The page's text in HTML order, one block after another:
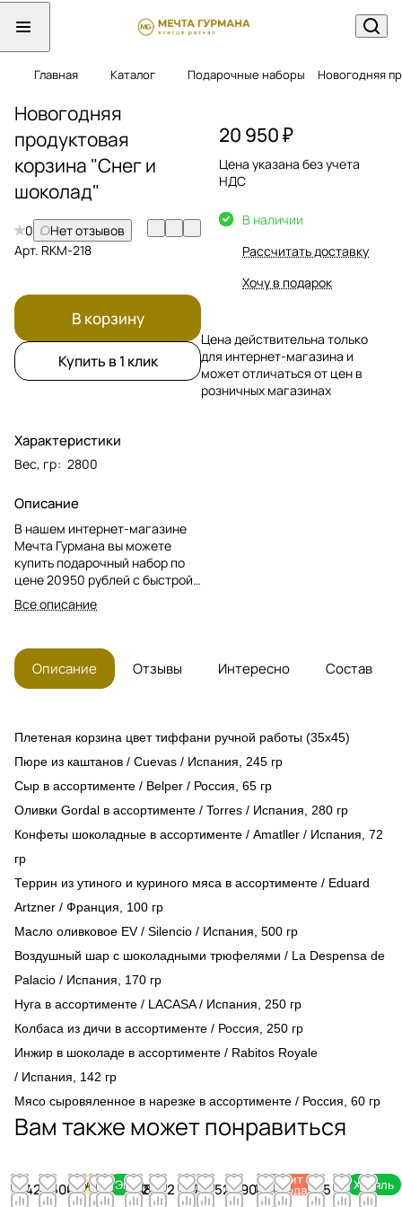
Главная Каталог Подарочные наборы Новогодняя
Новогодняя
продуктовая
корзина "Снег и
шоколад"
0
Нет отзывов
Арт. RKM-218
В корзину
Купить в 1 клик
Характеристики
Вес, гр: 2800
Описание
В нашем интернет-магазине
Мечта Гурмана вы можете
купить подарочный набор по
цене 20950 рублей с быстрой
доставкой по Москве и МО! В
набор входят: воздушный шар
оливковое масло, оливки в
оливковом маринаде, сладкие
десерты, сыр, пюре из
Все описание
20 950 ₽
Цена указана без учета
НДС
В наличии
Рассчитать доставку
Хочу в подарок
Цена действительна только
для интернет-магазина и
может отличаться от цен в
розничных магазинах
Описание Отзывы Интересно Состав
Плетеная корзина цвет тиффани ручной работы (35x45)
Пюре из каштанов / Cuevas / Испания, 245 гр
Сыр в ассортименте / Belper / Россия, 65 гр
Оливки Gordal в ассортименте / Torres / Испания, 280 гр
Конфеты шоколадные в ассортименте / Amatller / Испания, 72
гр
Террин из утиного и куриного мяса в ассортименте / Eduard
Artzner / Франция, 100 гр
Масло оливковое EV / Silencio / Испания, 500 гр
Воздушный шар с шоколадными трюфелями / La Despensa de
Palacio / Испания, 170 гр
Нуга в ассортименте / LACASA / Испания, 250 гр
Колбаса из дичи в ассортименте / Россия, 250 гр
Инжир в шоколаде в ассортименте / Rabitos Royale
/ Испания, 142 гр
Мясо сыровяленное в нарезке в ассортименте / Россия, 60 гр
Вам также может понравиться
4 4204 500
Акция
450
Эко
2 3103 998
552 5121 3751 5201 790
Хит
продаж
17 7601 6501 175
Халяль
1 245343